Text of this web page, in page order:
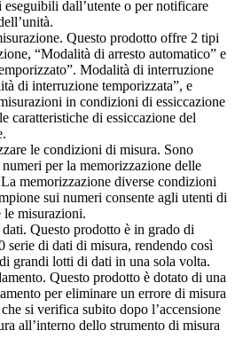
dall’utente o per notificare
Questo prodotto offre 2 tipi
“Modalità di arresto automatico” e
Modalità di interruzione
di interruzione temporizzata”, e
in condizioni di essiccazione
caratteristiche di essiccazione del
le condizioni di misura. Sono
per la memorizzazione delle
memorizzazione diverse condizioni
sui numeri consente agli utenti di
le misurazioni.
Questo prodotto è in grado di
serie di dati di misura, rendendo così
grandi lotti di dati in una sola volta.
Questo prodotto è dotato di una
per eliminare un errore di misura
si verifica subito dopo l’accensione
all’interno dello strumento di misura